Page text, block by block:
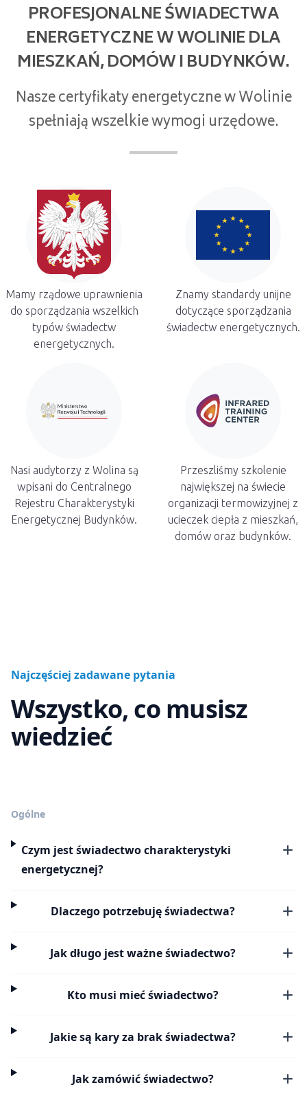
PROFESJONALNE ŚWIADECTWA
ENERGETYCZNE W WOLINIE DLA
MIESZKAŃ, DOMÓW I BUDYNKÓW.
Nasze certyfikaty energetyczne w Wolinie
spełniają wszelkie wymogi urzędowe.
Mamy rządowe uprawnienia
do sporządzania wszelkich
typów świadectw
energetycznych.
Znamy standardy unijne
dotyczące sporządzania
świadectw energetycznych.
Nasi audytorzy z Wolina są
wpisani do Centralnego
Rejestru Charakterystyki
Energetycznej Budynków.
Przeszliśmy szkolenie
największej na świecie
organizacji termowizyjnej z
ucieczek ciepła z mieszkań,
domów oraz budynków.
Najczęściej zadawane pytania
Wszystko, co musisz
wiedzieć
Ogólne
Czym jest świadectwo charakterystyki
energetycznej?
Dlaczego potrzebuję świadectwa?
Jak długo jest ważne świadectwo?
Kto musi mieć świadectwo?
Jakie są kary za brak świadectwa?
Jak zamówić świadectwo?